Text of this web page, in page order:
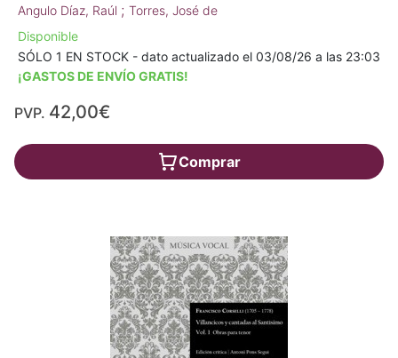
Angulo Díaz, Raúl ; Torres, José de
Disponible
SÓLO 1 EN STOCK - dato actualizado el 03/08/26 a las 23:03
¡GASTOS DE ENVÍO GRATIS!
PVP. 42,00€
Comprar